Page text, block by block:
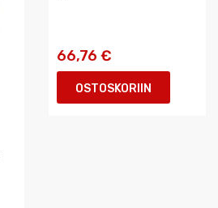
66,76 €
OSTOSKORIIN